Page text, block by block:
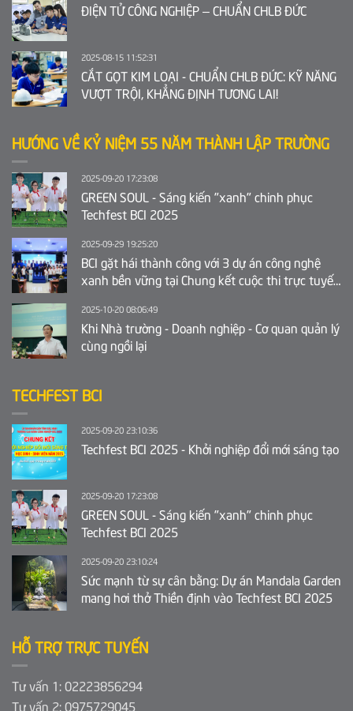
ĐIỆN TỬ CÔNG NGHIỆP – CHUẨN CHLB ĐỨC
2025-08-15 11:52:31
CẮT GỌT KIM LOẠI - CHUẨN CHLB ĐỨC: KỸ NĂNG
VƯỢT TRỘI, KHẲNG ĐỊNH TƯƠNG LAI!
HƯỚNG VỀ KỶ NIỆM 55 NĂM THÀNH LẬP TRƯỜNG
2025-09-20 17:23:08
GREEN SOUL - Sáng kiến "xanh" chinh phục
Techfest BCI 2025
2025-09-29 19:25:20
BCI gặt hái thành công với 3 dự án công nghệ
xanh bền vững tại Chung kết cuộc thi trực tuyến
2025-10-20 08:06:49
Khi Nhà trường - Doanh nghiệp - Cơ quan quản lý
cùng ngồi lại
TECHFEST BCI
2025-09-20 23:10:36
Techfest BCI 2025 - Khởi nghiệp đổi mới sáng tạo
2025-09-20 17:23:08
GREEN SOUL - Sáng kiến "xanh" chinh phục
Techfest BCI 2025
2025-09-20 23:10:24
Sức mạnh từ sự cân bằng: Dự án Mandala Garden
mang hơi thở Thiền định vào Techfest BCI 2025
HỖ TRỢ TRỰC TUYẾN
Tư vấn 1: 02223856294
Tư vấn 2: 0975729045